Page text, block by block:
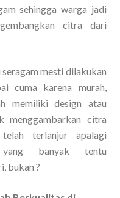
sehingga warga jadi
citra dari
mesti dilakukan
cuma karena murah,
memiliki design atau
menggambarkan citra
terlanjur apalagi
banyak tentu
bukan ?